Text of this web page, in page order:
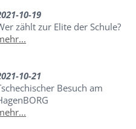
10-19
zählt zur Elite der Schule?
10-21
Besuch am